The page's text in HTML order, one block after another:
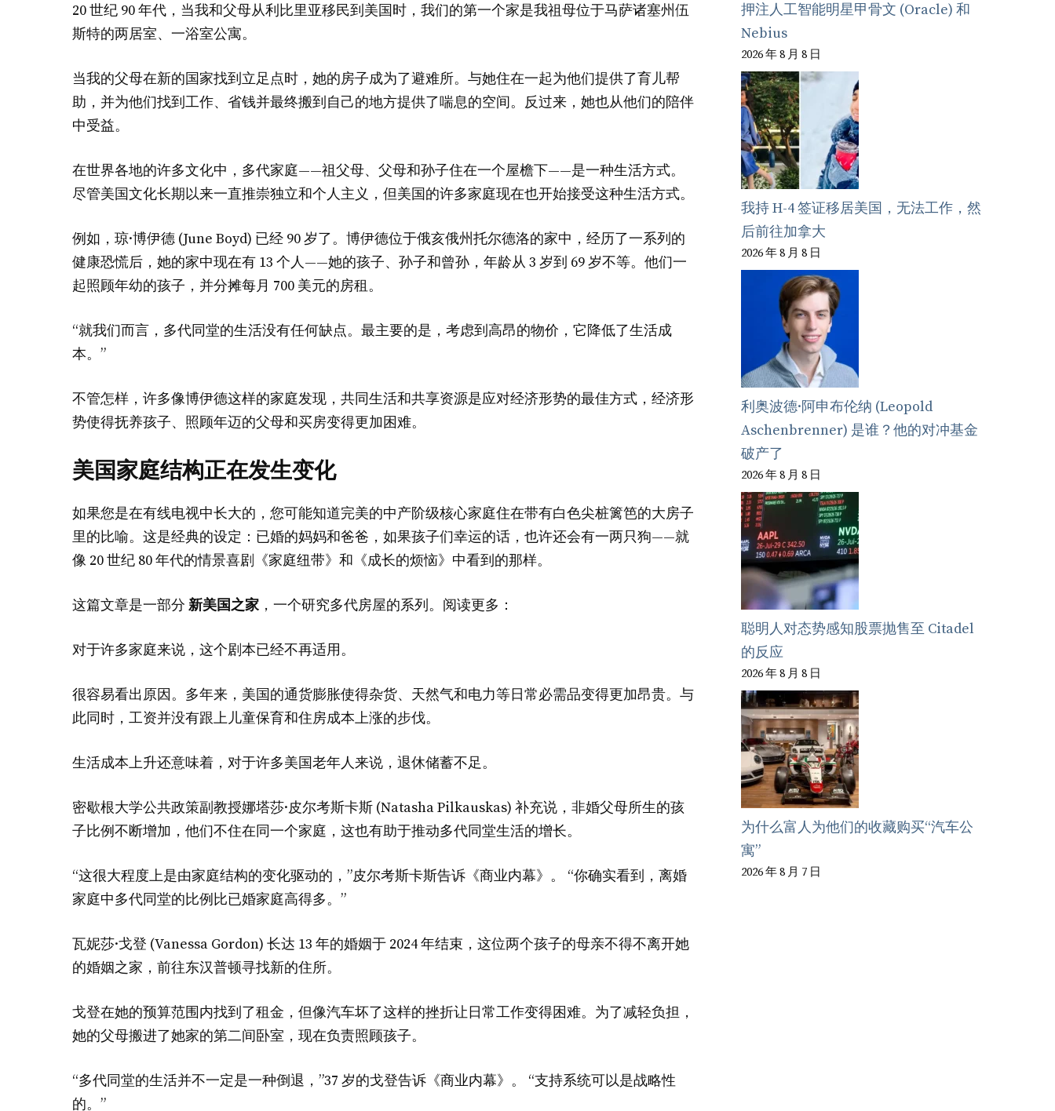
20 世纪 90 年代，当我和父母从利比里亚移民到美国时，我们的第一个家是我祖母位于马萨诸塞州伍
斯特的两居室、一浴室公寓。
当我的父母在新的国家找到立足点时，她的房子成为了避难所。与她住在一起为他们提供了育儿帮
助，并为他们找到工作、省钱并最终搬到自己的地方提供了喘息的空间。反过来，她也从他们的陪伴
中受益。
在世界各地的许多文化中，多代家庭——祖父母、父母和孙子住在一个屋檐下——是一种生活方式。
尽管美国文化长期以来一直推崇独立和个人主义，但美国的许多家庭现在也开始接受这种生活方式。
例如，琼·博伊德 (June Boyd) 已经 90 岁了。博伊德位于俄亥俄州托尔德洛的家中，经历了一系列的
健康恐慌后，她的家中现在有 13 个人——她的孩子、孙子和曾孙，年龄从 3 岁到 69 岁不等。他们一
起照顾年幼的孩子，并分摊每月 700 美元的房租。
“就我们而言，多代同堂的生活没有任何缺点。最主要的是，考虑到高昂的物价，它降低了生活成
本。”
不管怎样，许多像博伊德这样的家庭发现，共同生活和共享资源是应对经济形势的最佳方式，经济形
势使得抚养孩子、照顾年迈的父母和买房变得更加困难。
美国家庭结构正在发生变化
如果您是在有线电视中长大的，您可能知道完美的中产阶级核心家庭住在带有白色尖桩篱笆的大房子
里的比喻。这是经典的设定：已婚的妈妈和爸爸，如果孩子们幸运的话，也许还会有一两只狗——就
像 20 世纪 80 年代的情景喜剧《家庭纽带》和《成长的烦恼》中看到的那样。
这篇文章是一部分 新美国之家 ，一个研究多代房屋的系列。阅读更多：
对于许多家庭来说，这个剧本已经不再适用。
很容易看出原因。多年来，美国的通货膨胀使得杂货、天然气和电力等日常必需品变得更加昂贵。与
此同时，工资并没有跟上儿童保育和住房成本上涨的步伐。
生活成本上升还意味着，对于许多美国老年人来说，退休储蓄不足。
密歇根大学公共政策副教授娜塔莎·皮尔考斯卡斯 (Natasha Pilkauskas) 补充说，非婚父母所生的孩
子比例不断增加，他们不住在同一个家庭，这也有助于推动多代同堂生活的增长。
“这很大程度上是由家庭结构的变化驱动的，”皮尔考斯卡斯告诉《商业内幕》。 “你确实看到，离婚
家庭中多代同堂的比例比已婚家庭高得多。”
瓦妮莎·戈登 (Vanessa Gordon) 长达 13 年的婚姻于 2024 年结束，这位两个孩子的母亲不得不离开她
的婚姻之家，前往东汉普顿寻找新的住所。
戈登在她的预算范围内找到了租金，但像汽车坏了这样的挫折让日常工作变得困难。为了减轻负担，
她的父母搬进了她家的第二间卧室，现在负责照顾孩子。
“多代同堂的生活并不一定是一种倒退，”37 岁的戈登告诉《商业内幕》。 “支持系统可以是战略性
的。”
押注人工智能明星甲骨文 (Oracle) 和
Nebius
2026 年 8 月 8 日
我持 H-4 签证移居美国，无法工作，然
后前往加拿大
2026 年 8 月 8 日
利奥波德·阿申布伦纳 (Leopold
Aschenbrenner) 是谁？他的对冲基金
破产了
2026 年 8 月 8 日
聪明人对态势感知股票抛售至 Citadel
的反应
2026 年 8 月 8 日
为什么富人为他们的收藏购买“汽车公
寓”
2026 年 8 月 7 日